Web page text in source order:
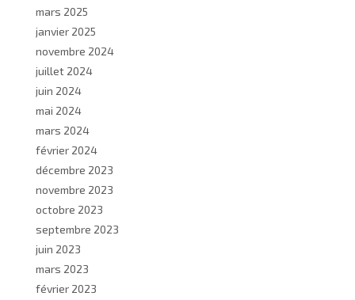
mars 2025
janvier 2025
novembre 2024
juillet 2024
juin 2024
mai 2024
mars 2024
février 2024
décembre 2023
novembre 2023
octobre 2023
septembre 2023
juin 2023
mars 2023
février 2023